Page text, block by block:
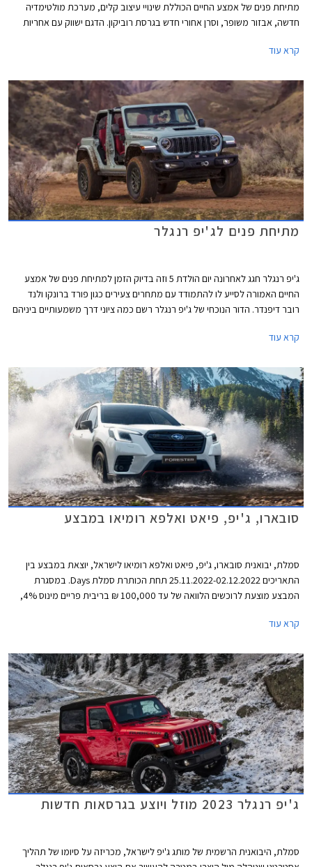
מתיחת פנים של אמצע החיים הכוללת שינויי עיצוב קלים, מערכת מולטימדיה
חדשה, אבזור משופר, וסרן אחורי חדש בגרסת רוביקון. הדגם ישווק עם אחריות
המחיר העומד על החל מ- 379,900 ₪.
קרא עוד
מתיחת פנים לג'יפ רנגלר
ג'יפ רנגלר חגג לאחרונה יום הולדת 5 וזה בדיוק הזמן למתיחת פנים של אמצע
החיים האמורה לסייע לו להתמודד עם מתחרים צעירים כגון פורד ברונקו ולנד
רובר דיפנדר. הדור הנוכחי של ג'יפ רנגלר רשם כמה ציוני דרך משמעותיים ביניהם
גרסאות קרביות עם מנועים חזקים. לצד זאת סבל ג'יפ רנגלר מרמת בטיחות
ג'יפ רנגלר המעודכן עושה את הופעת הבכורה בתערוכות הרכב של ניו יורק
המתקיימת בימים אלה.
קרא עוד
סובארו, ג'יפ, פיאט ואלפא רומיאו במבצע
סמלת, יבואנית סובארו, ג'יפ, פיאט ואלפא רומיאו לישראל, יוצאת במבצע בין
התאריכים 25.11.2022-02.12.2022 תחת הכותרת סמלת Days. במסגרת
המבצע מוצעת לרוכשים הלוואה של עד 100,000 ₪ בריבית פריים מינוס 4%,
וכוללים עמלת הקמה בסך 1.5% ממחיר הרכב ודמי משכון ושעבוד בסך 350 ₪,
שניהם בצירוף מע"מ.
קרא עוד
ג'יפ רנגלר 2023 מוזל ויוצע בגרסאות חדשות
סמלת, היבואנית הרשמית של מותג ג'יפ לישראל, מכריזה על סיומו של תהליך